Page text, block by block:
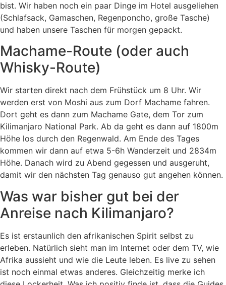
bist. Wir haben noch ein paar Dinge im Hotel ausgeliehen
(Schlafsack, Gamaschen, Regenponcho, große Tasche)
und haben unsere Taschen für morgen gepackt.
Machame-Route (oder auch
Whisky-Route)
Wir starten direkt nach dem Frühstück um 8 Uhr. Wir
werden erst von Moshi aus zum Dorf Machame fahren.
Dort geht es dann zum Machame Gate, dem Tor zum
Kilimanjaro National Park. Ab da geht es dann auf 1800m
Höhe los durch den Regenwald. Am Ende des Tages
kommen wir dann auf etwa 5-6h Wanderzeit und 2834m
Höhe. Danach wird zu Abend gegessen und ausgeruht,
damit wir den nächsten Tag genauso gut angehen können.
Was war bisher gut bei der
Anreise nach Kilimanjaro?
Es ist erstaunlich den afrikanischen Spirit selbst zu
erleben. Natürlich sieht man im Internet oder dem TV, wie
Afrika aussieht und wie die Leute leben. Es live zu sehen
ist noch einmal etwas anderes. Gleichzeitig merke ich